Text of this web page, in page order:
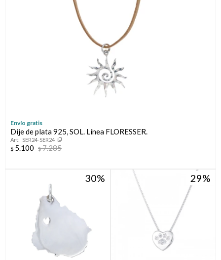
Envío gratis
Dije de plata 925, SOL. Línea FLORESSER.
SER24-SER24
$ 5.100 $7.285
30 29